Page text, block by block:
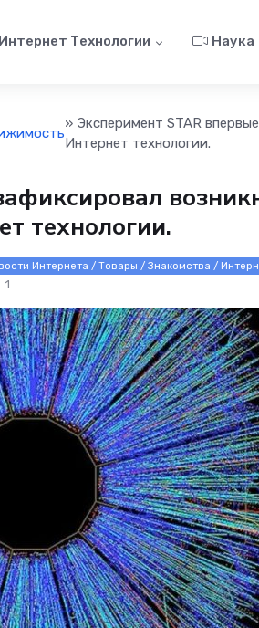
Интернет Технологии Наука
» Эксперимент STAR
Интернет технологии.
технологии.
Интернета / Товары / Знакомства /
1